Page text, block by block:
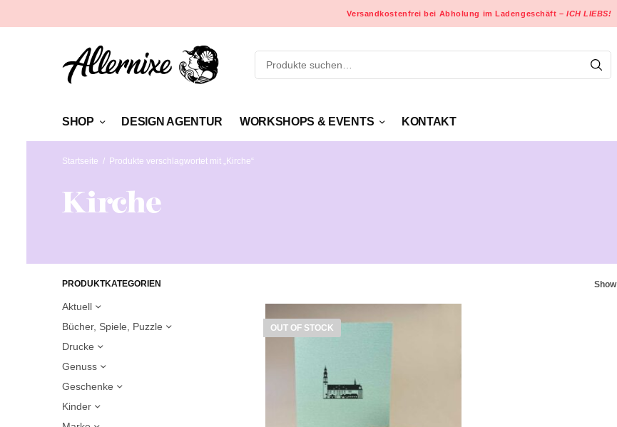
Versandkostenfrei bei Abholung im Ladengeschäft –ICH LIEBS!
SHOP DESIGN AGENTUR WORKSHOPS & EVENTS KONTAKT
Startseite / Produkte verschlagwortet mit „Kirche“
Kirche
PRODUKTKATEGORIEN
Aktuell
Bücher, Spiele, Puzzle
Drucke
Genuss
Geschenke
Kinder
Show
OUT OF STOCK